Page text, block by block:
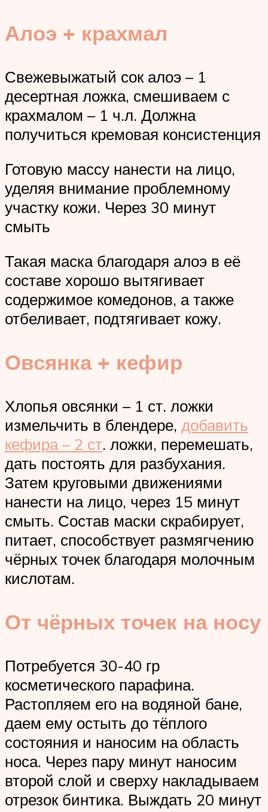
Алоэ + крахмал
Свежевыжатый сок алоэ – 1
десертная ложка, смешиваем с
крахмалом – 1 ч.л. Должна
получиться кремовая консистенция
Готовую массу нанести на лицо,
уделяя внимание проблемному
участку кожи. Через 30 минут
смыть
Такая маска благодаря алоэ в её
составе хорошо вытягивает
содержимое комедонов, а также
отбеливает, подтягивает кожу.
Овсянка + кефир
Хлопья овсянки – 1 ст. ложки
измельчить в блендере, добавить
кефира – 2 ст. ложки, перемешать,
дать постоять для разбухания.
Затем круговыми движениями
нанести на лицо, через 15 минут
смыть. Состав маски скрабирует,
питает, способствует размягчению
чёрных точек благодаря молочным
кислотам.
От чёрных точек на носу
Потребуется 30-40 гр
косметического парафина.
Растопляем его на водяной бане,
даем ему остыть до тёплого
состояния и наносим на область
носа. Через пару минут наносим
второй слой и сверху накладываем
отрезок бинтика. Выждать 20 минут